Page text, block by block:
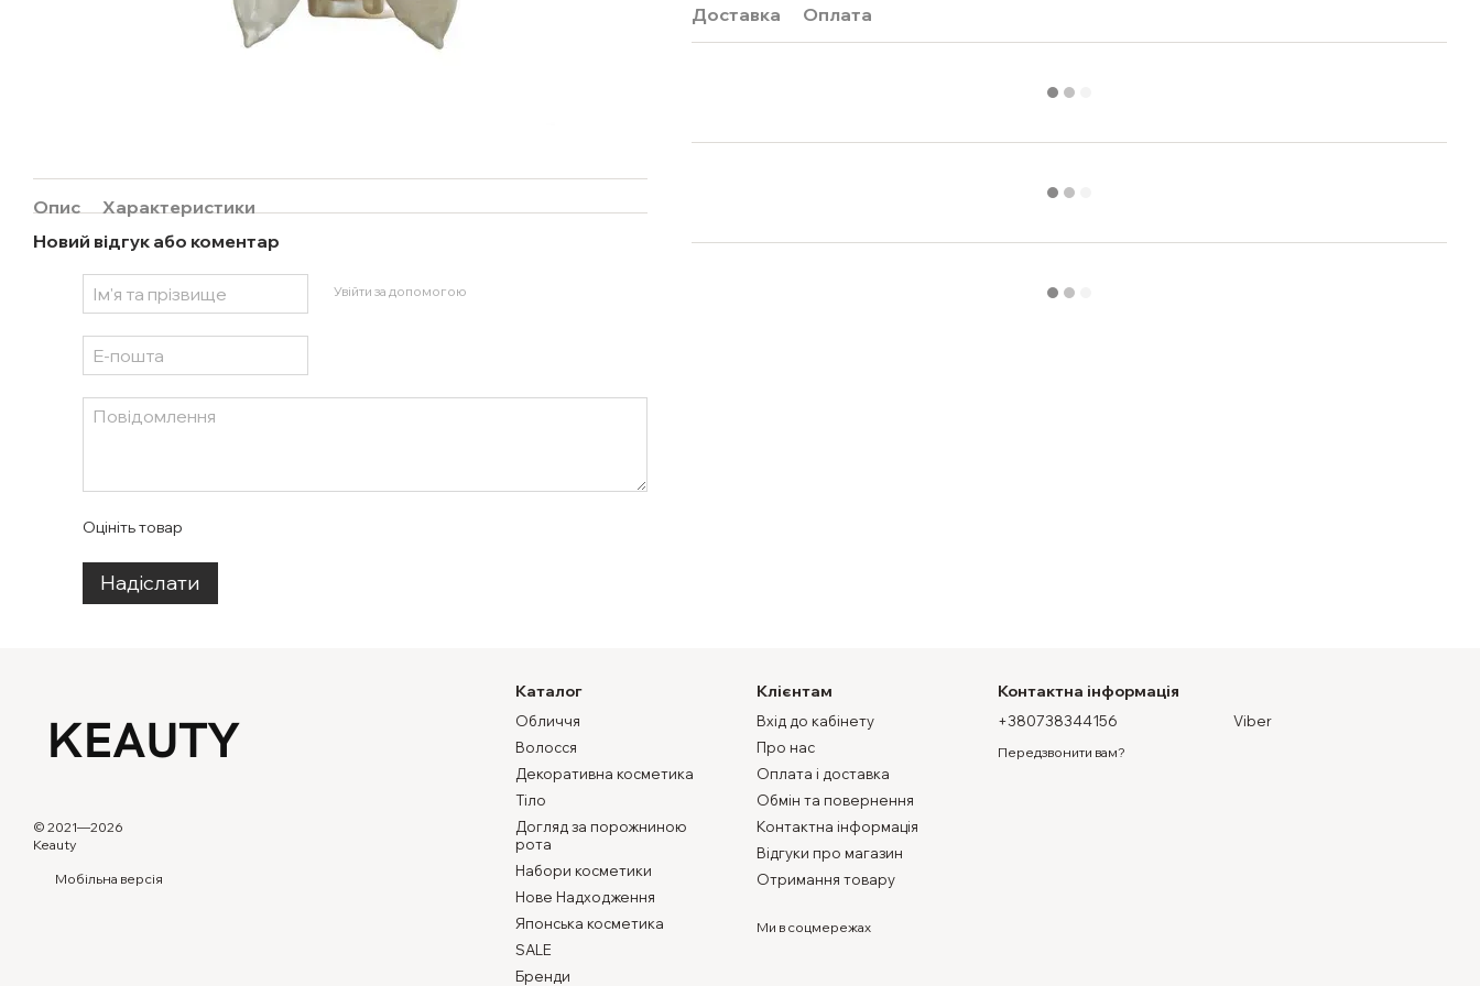
Опис
Характеристики
Новий відгук або коментар
Увійти за допомогою
Оцініть товар
Надіслати
Доставка Оплата
© 2021—2026
Keauty
Мобільна версія
Каталог
Обличчя
Волосся
Декоративна косметика
Тіло
Догляд за порожниною
рота
Набори косметики
Нове Надходження
Японська косметика
SALE
Бренди
Клієнтам
Вхід до кабінету
Про нас
Оплата і доставка
Обмін та повернення
Контактна інформація
Відгуки про магазин
Отримання товару
Ми в соцмережах
Контактна інформація
+380738344156
Передзвонити вам?
Viber